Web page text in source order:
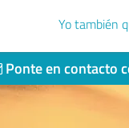
Yo también
Ponte en contacto